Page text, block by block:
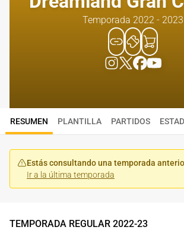
Temporada 2022 - 2023
RESUMEN PLANTILLA PARTIDOS
Estás consultando una temporada
Ir a la última temporada
TEMPORADA REGULAR 2022-23